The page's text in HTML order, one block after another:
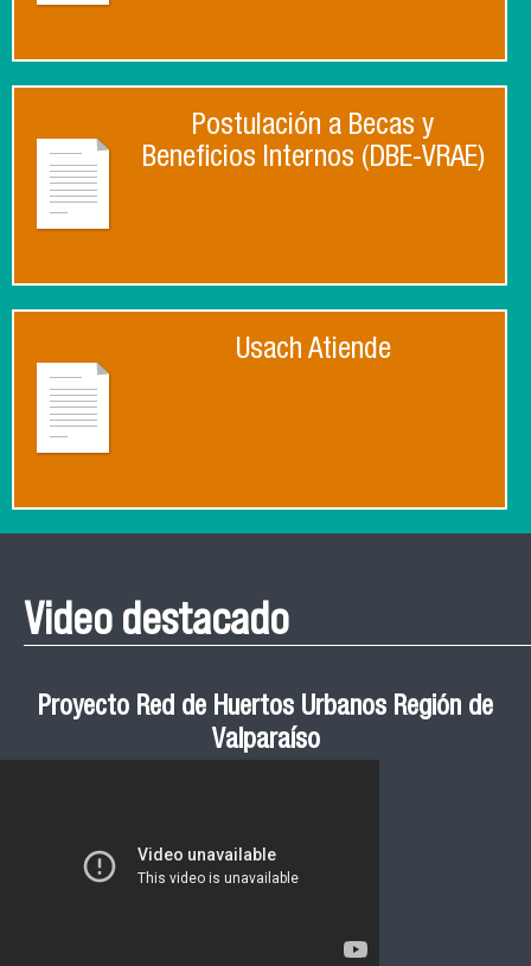
Postulación a Becas y
Beneficios Internos (DBE-VRAE)
Usach Atiende
Video destacado
Proyecto Red de Huertos Urbanos Región de
Valparaíso